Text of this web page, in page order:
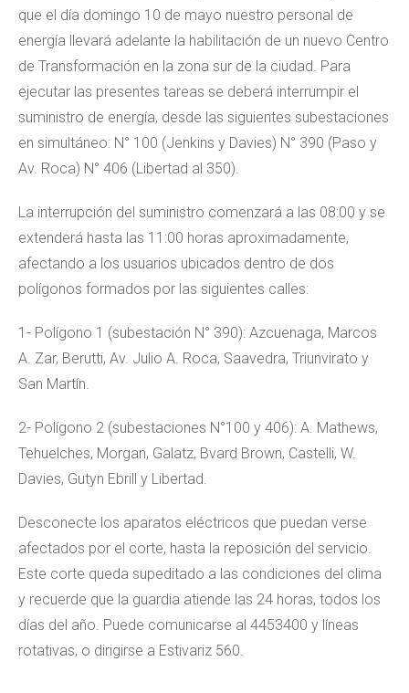
que el día domingo 10 de mayo nuestro personal de
energía llevará adelante la habilitación de un nuevo Centro
de Transformación en la zona sur de la ciudad. Para
ejecutar las presentes tareas se deberá interrumpir el
suministro de energía, desde las siguientes subestaciones
en simultáneo: N° 100 (Jenkins y Davies) N° 390 (Paso y
Av. Roca) N° 406 (Libertad al 350).
La interrupción del suministro comenzará a las 08:00 y se
extenderá hasta las 11:00 horas aproximadamente,
afectando a los usuarios ubicados dentro de dos
polígonos formados por las siguientes calles:
1- Polígono 1 (subestación N° 390): Azcuenaga, Marcos
A. Zar, Berutti, Av. Julio A. Roca, Saavedra, Triunvirato y
San Martín.
2- Polígono 2 (subestaciones N°100 y 406): A. Mathews,
Tehuelches, Morgan, Galatz, Bvard Brown, Castelli, W.
Davies, Gutyn Ebrill y Libertad.
Desconecte los aparatos eléctricos que puedan verse
afectados por el corte, hasta la reposición del servicio.
Este corte queda supeditado a las condiciones del clima
y recuerde que la guardia atiende las 24 horas, todos los
días del año. Puede comunicarse al 4453400 y líneas
rotativas, o dirigirse a Estivariz 560.